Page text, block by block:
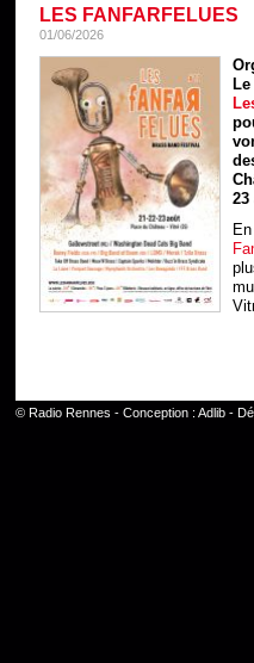
LES FANFARFELUES
01/06/2026
23
© Radio Rennes - Conception : Adlib-